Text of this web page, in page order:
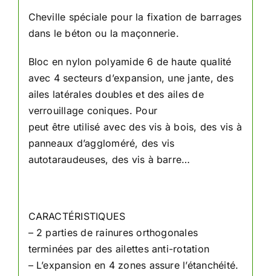
Cheville spéciale pour la fixation de barrages
dans le béton ou la maçonnerie.
Bloc en nylon polyamide 6 de haute qualité
avec 4 secteurs d’expansion, une jante, des
ailes latérales doubles et des ailes de
verrouillage coniques. Pour
peut être utilisé avec des vis à bois, des vis à
panneaux d’aggloméré, des vis
autotaraudeuses, des vis à barre…
CARACTÉRISTIQUES
– 2 parties de rainures orthogonales
terminées par des ailettes anti-rotation
– L’expansion en 4 zones assure l’étanchéité.